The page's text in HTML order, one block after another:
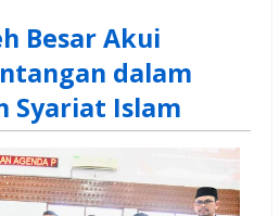
Besar Akui
dalam
Syariat Islam